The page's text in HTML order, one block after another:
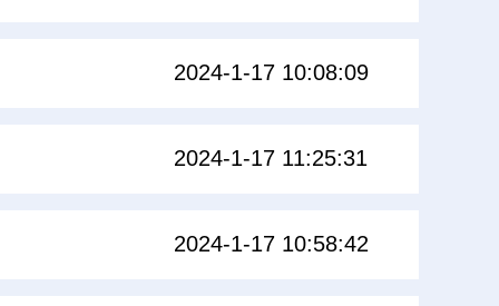
2024-1-17 10:08:09
2024-1-17 11:25:31
2024-1-17 10:58:42